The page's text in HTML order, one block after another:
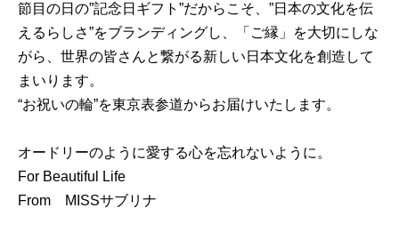
節目の日の”記念日ギフト”だからこそ、”日本の文化を伝
えるらしさ”をブランディングし、「ご縁」を大切にしな
がら、世界の皆さんと繋がる新しい日本文化を創造して
まいります。
“お祝いの輪”を東京表参道からお届けいたします。
オードリーのように愛する心を忘れないように。
For Beautiful Life
From MISSサブリナ